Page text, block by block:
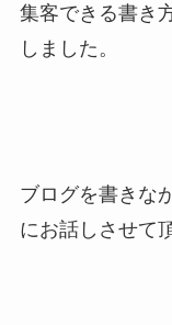
集客できる書き
しました。
ブログを書きな
にお話しさせて